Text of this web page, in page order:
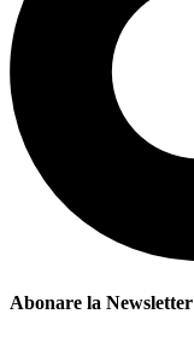
Abonare la Newsletter